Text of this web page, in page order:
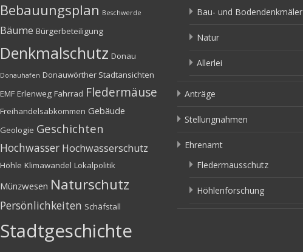
Bebauungsplan Beschwerde
Bäume Bürgerbeteiligung
Denkmalschutz Donau
Donauhafen Donauwörther Stadtansichten
EMF Erlenweg Fahrrad Fledermäuse
Freihandelsabkommen Gebäude
Geologie Geschichten
Hochwasser Hochwasserschutz
Höhle Klimawandel Lokalpolitik
Münzwesen Naturschutz
Persönlichkeiten Schäfstall
Stadtgeschichte
Bau- und Bodendenkmäler
Natur
Allerlei
Anträge
Stellungnahmen
Ehrenamt
Fledermausschutz
Höhlenforschung